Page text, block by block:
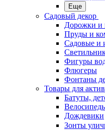
Еще
Садовый декор
Дорожки и
Пруды и
Садовые и
Фигуры
Флюгеры
Фонтаны
Товары для
Батуты,
Дождевики
Зонты